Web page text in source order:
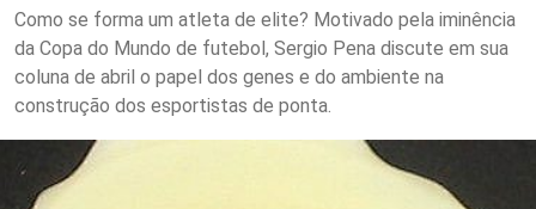
Como se forma um atleta de elite? Motivado pela iminência
da Copa do Mundo de futebol, Sergio Pena discute em sua
coluna de abril o papel dos genes e do ambiente na
construção dos esportistas de ponta.